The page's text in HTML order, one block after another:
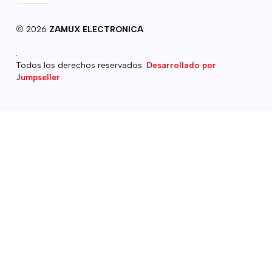
2026 ZAMUX ELECTRONICA
Todos los derechos reservados. Desarrollado por
Jumpseller